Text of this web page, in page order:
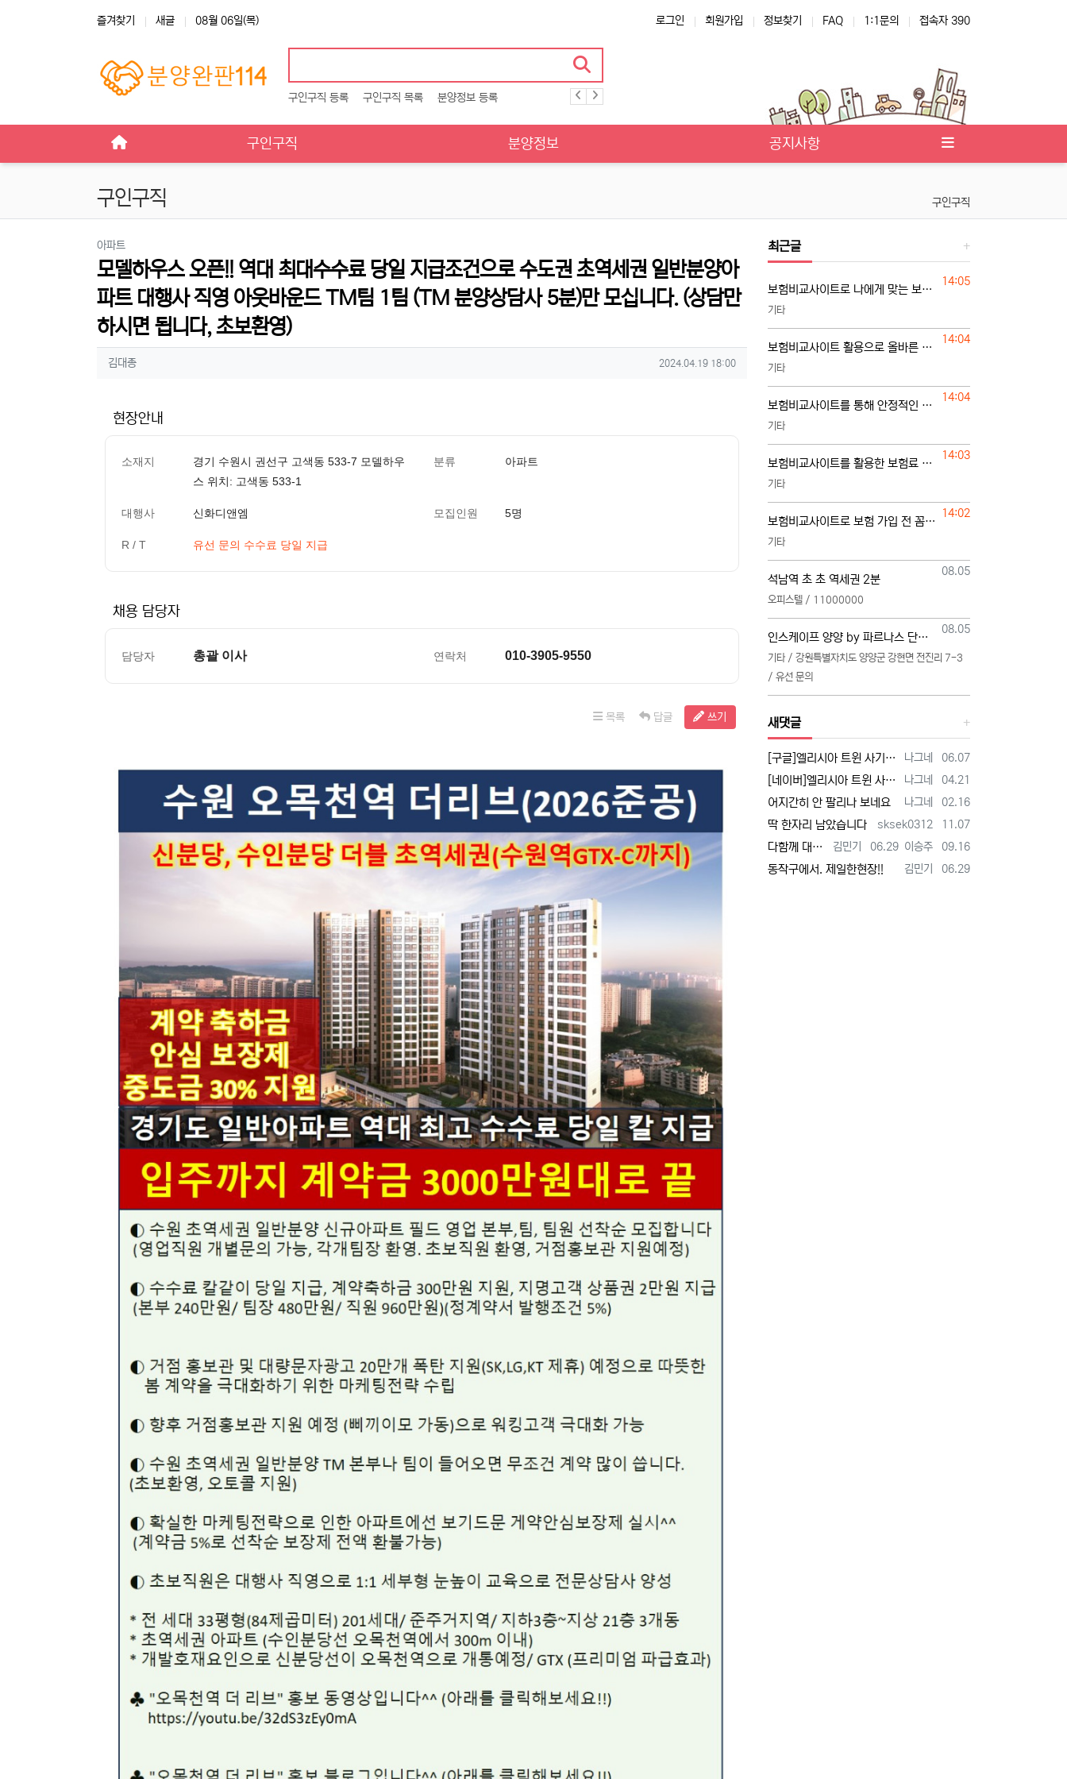
즐겨찾기 새글 08월 06일(목) 로그인 회원가입 정보찾기 FAQ 1:1문의 접속자 390
구인구직 등록 구인구직 목록 분양정보 등록
구인구직 분양정보 공지사항
구인구직 구인구직
아파트
모델하우스 오픈!! 역대 최대수수료 당일 지급조건으로 수도권 초역세권 일반분양아
파트 대행사 직영 아웃바운드 TM팀 1팀 (TM 분양상담사 5분)만 모십니다. (상담만
하시면 됩니다, 초보환영)
작성자 정보
김대종작성 작성일
2024.04.19 18:00
현장안내
소재지
경기 수원시 권선구 고색동 533-7 모델하우
스 위치: 고색동 533-1
분류 아파트
대행사 신화디앤엠 모집인원 5명
R / T 유선 문의 수수료 당일 지급
채용 담당자
담당자 총괄 이사 연락처 010-3905-9550
목록 답글 쓰기
본문
최근글
등록일
14:05
보험비교사이트로 나에게 맞는 보험 찾는 기준
기타
등록일
14:04
보험비교사이트 활용으로 올바른 보험 선택하기
기타
등록일
14:04
보험비교사이트를 통해 안정적인 보험 준비하는 방법
기타
등록일
14:03
보험비교사이트를 활용한 보험료 절약과 보장 관리
기타
등록일
14:02
보험비교사이트로 보험 가입 전 꼼꼼한 비교하기
기타
등록일
08.05
석남역 초 초 역세권 2분
오피스텔 / 11000000
등록일
08.05
인스케이프 양양 by 파르나스 단일 본부 모집
기타 / 강원특별자치도 양양군 강현면 전진리 7-3
/ 유선 문의
새댓글
등록자
나그네 등록일
06.07
[구글]엘리시아 트윈 사기 - 검색
등록자
나그네 등록일
04.21
[네이버]엘리시아 트윈 사기 - 검색
등록자
나그네 등록일
02.16
어지간히 안 팔리나 보네요
등록자
sksek0312 등록일
11.07
딱 한자리 남았습니다
등록자
이승주 등록일
09.16
등록자
김민기 등록일
06.29
다함께 대박납니다.
등록자
김민기 등록일
06.29
동작구에서. 제일한현장!!